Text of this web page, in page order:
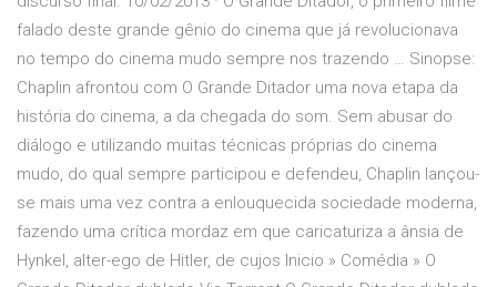
falado deste grande gênio do cinema que já revolucionava
no tempo do cinema mudo sempre nos trazendo … Sinopse:
Chaplin afrontou com O Grande Ditador uma nova etapa da
história do cinema, a da chegada do som. Sem abusar do
diálogo e utilizando muitas técnicas próprias do cinema
mudo, do qual sempre participou e defendeu, Chaplin lançou-
se mais uma vez contra a enlouquecida sociedade moderna,
fazendo uma crítica mordaz em que caricaturiza a ânsia de
Hynkel, alter-ego de Hitler, de cujos Inicio » Comédia » O